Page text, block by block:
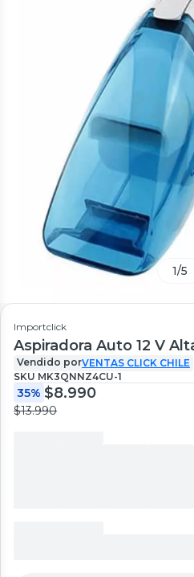
1/5
Importclick
Aspiradora Auto 12 V
Vendido porVENTAS CLICK CHILE
SKU MK3QNNZ4CU-1
35% $8.990
$13.990